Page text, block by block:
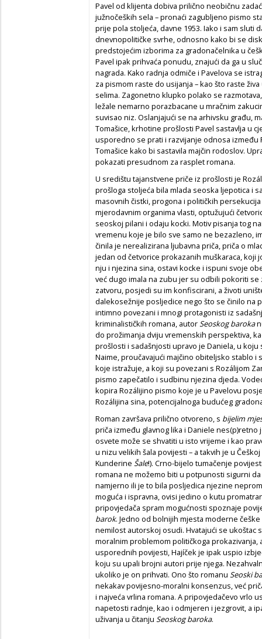
Pavel od klijenta dobiva prilično neobičnu
južnočeških sela – pronaći zagubljeno pismo
prije pola stoljeća, davne 1953. Iako i sam sluti
dnevnopolitičke svrhe, odnosno kako bi se
predstojećim izborima za gradonačelnika u
Pavel ipak prihvaća ponudu, znajući da ga u
nagrada. Kako radnja odmiče i Pavelova se
za pismom raste do usijanja – kao što raste
selima. Zagonetno klupko polako se
ležale nemarno porazbacane u mračnim
suvisao niz. Oslanjajući se na arhivsku građu,
Tomašice, krhotine prošlosti Pavel sastavlja u
usporedno se prati i razvijanje odnosa između
Tomašice kako bi sastavila majčin rodoslov.
pokazati presudnom za rasplet romana.
U središtu tajanstvene priče iz prošlosti je
prošloga stoljeća bila mlada seoska ljepotica i
masovnih čistki, progona i političkih
mjerodavnim organima vlasti, optužujući
seoskoj pilani i odaju kocki. Motiv pisanja tog
vremenu koje je bilo sve samo ne bezazleno,
činila je nerealizirana ljubavna priča, priča o
jedan od četvorice prokazanih muškaraca, koji
nju i njezina sina, ostavi kocke i ispuni svoje
već dugo imala na zubu jer su odbili pokoriti
zatvoru, posjedi su im konfiscirani, a životi
dalekosežnije posljedice nego što se činilo na
intimno povezani i mnogi protagonisti iz
kriminalističkih romana, autorSeoskog baroka
do prožimanja dviju vremenskih perspektiva,
prošlosti i sadašnjosti upravo je Daniela, u
Naime, proučavajući majčino obiteljsko stablo i
koje istražuje, a koji su povezani s Rozálijom
pismo zapečatilo i sudbinu njezina djeda.
kopira Rozálijino pismo koje je u Pavelovu
Rozálijina sina, potencijalnoga budućeg
Roman završava prilično otvoreno, s bijelim
priča između glavnog lika i Daniele nes(p)retno
osvete može se shvatiti u isto vrijeme i kao
u nizu velikih šala povijesti – a takvih je u
Kunderine Šale!). Crno-bijelo tumačenje
romana ne možemo biti u potpunosti sigurni
namjerno ili je to bila posljedica njezine
moguća i ispravna, ovisi jedino o kutu
pripovjedača spram mogućnosti spoznaje
barok. Jedno od bolnijih mjesta moderne
nemilost autorskoj osudi. Hvatajući se ukoštac
moralnim problemom političkoga
usporednih povijesti, Hajíček je ipak uspio
koju su upali brojni autori prije njega.
ukoliko je on prihvati. Ono što romanu Seoski
nekakav povijesno-moralni konsenzus, već
i najveća vrlina romana. A pripovjedačevo vrlo
napetosti radnje, kao i odmjeren i jezgrovit, a
uživanja u čitanju Seoskog baroka.